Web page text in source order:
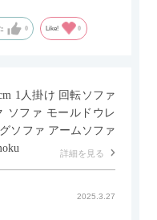
0 Like! 0
1人掛け 回転ソファ
ソファ モールドウレ
ソファ アームソファ
詳細を見る
2025.3.27